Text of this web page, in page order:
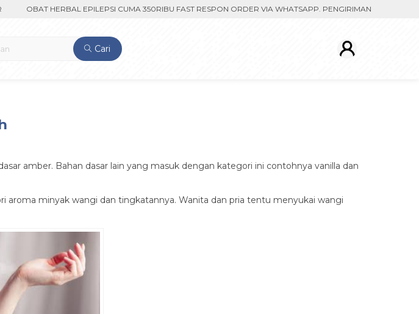
OBAT HERBAL EPILEPSI CUMA 350RIBU FAST RESPON ORDER VIA WHATSAPP. PENGIRIMAN DIPROSES
Cari
amber. Bahan dasar lain yang masuk dengan kategori ini contohnya vanilla dan
aroma minyak wangi dan tingkatannya. Wanita dan pria tentu menyukai wangi